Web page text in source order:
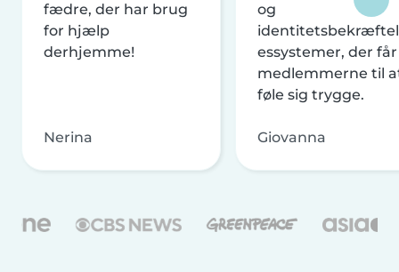
fædre, der har brug
for hjælp
derhjemme!
Nerina
og
essystemer, der får
medlemmerne til
føle sig trygge.
Giovanna